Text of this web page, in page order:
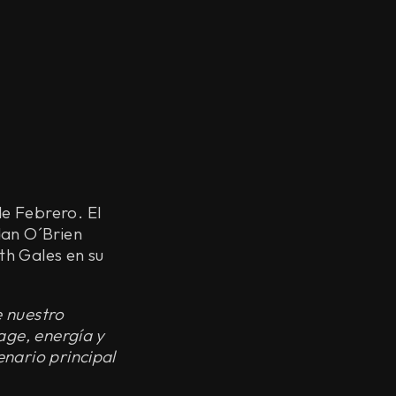
Febrero. El
O´Brien
Gales en su
nuestro
energía y
principal